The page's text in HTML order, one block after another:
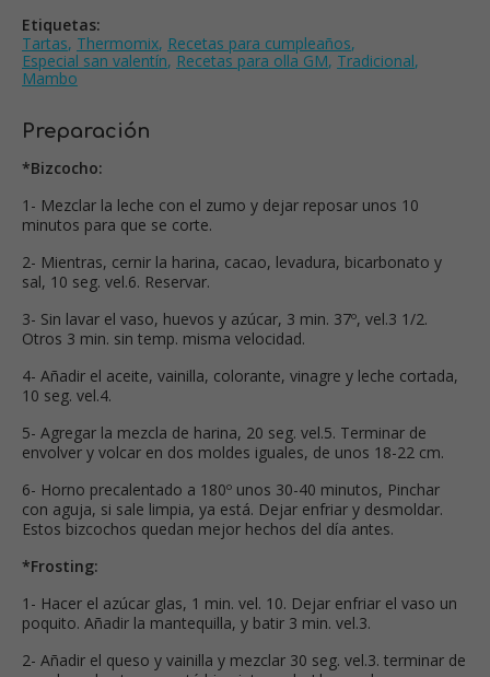
Etiquetas:
Tartas, Thermomix, Recetas para cumpleaños,
Especial san valentín, Recetas para olla GM, Tradicional,
Mambo
Preparación
*Bizcocho:
1- Mezclar la leche con el zumo y dejar reposar unos 10
minutos para que se corte.
2- Mientras, cernir la harina, cacao, levadura, bicarbonato y
sal, 10 seg. vel.6. Reservar.
3- Sin lavar el vaso, huevos y azúcar, 3 min. 37º, vel.3 1/2.
Otros 3 min. sin temp. misma velocidad.
4- Añadir el aceite, vainilla, colorante, vinagre y leche cortada,
10 seg. vel.4.
5- Agregar la mezcla de harina, 20 seg. vel.5. Terminar de
envolver y volcar en dos moldes iguales, de unos 18-22 cm.
6- Horno precalentado a 180º unos 30-40 minutos, Pinchar
con aguja, si sale limpia, ya está. Dejar enfriar y desmoldar.
Estos bizcochos quedan mejor hechos del día antes.
*Frosting:
1- Hacer el azúcar glas, 1 min. vel. 10. Dejar enfriar el vaso un
poquito. Añadir la mantequilla, y batir 3 min. vel.3.
2- Añadir el queso y vainilla y mezclar 30 seg. vel.3. terminar de